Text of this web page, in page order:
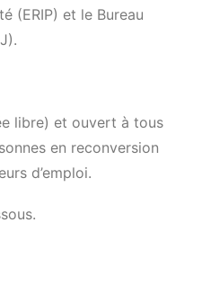
(ERIP) et le Bureau
libre) et ouvert à tous
en reconversion
d’emploi.